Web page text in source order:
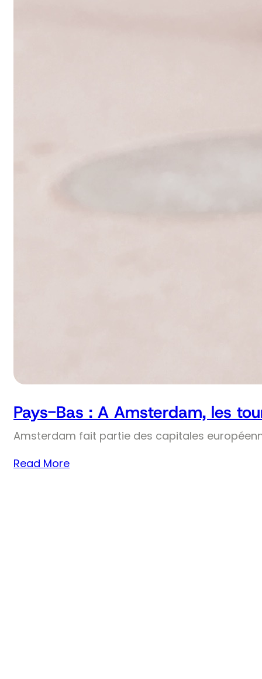
Pays-Bas : A Amsterdam, les
Amsterdam fait partie des capitales
Read More